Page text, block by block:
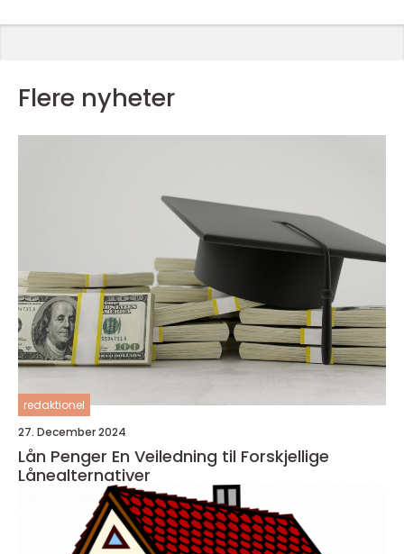
Flere nyheter
redaktionel
27. December 2024
Lån Penger En Veiledning til Forskjellige
Lånealternativer